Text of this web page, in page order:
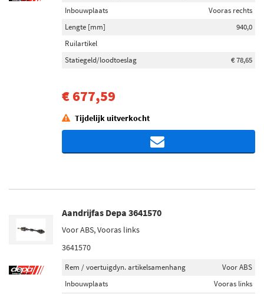
Inbouwplaats
Vooras rechts
Lengte [mm]
940,0
Ruilartikel
Statiegeld/loodtoeslag
€ 78,65
€ 677,59
Tijdelijk uitverkocht
Aandrijfas Depa 3641570
Voor ABS, Vooras links
3641570
Rem / voertuigdyn. artikelsamenhang
Voor ABS
Inbouwplaats
Vooras links